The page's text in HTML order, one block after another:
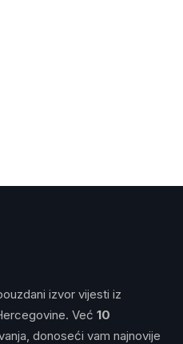
izvor vijesti iz
Već 10
donoseći vam najnovije